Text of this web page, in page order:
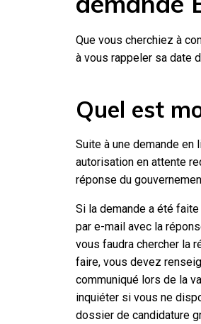
Que vous cherchiez à
à vous rappeler sa date
Quel est
Suite à une demande en
autorisation en attente
réponse du
Si la demande a été
par e-mail avec la
vous faudra chercher la
faire, vous devez
communiqué lors de la
inquiéter si vous ne
dossier de candidature